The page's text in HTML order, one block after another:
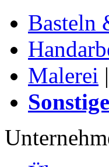
Basteln
Malerei |